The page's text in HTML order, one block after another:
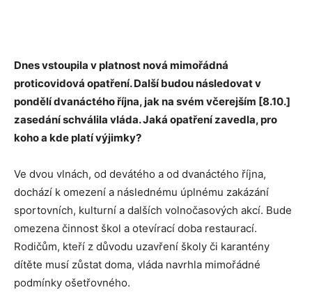
Dnes vstoupila v platnost nová mimořádná
proticovidová opatření. Další budou následovat v
pondělí dvanáctého října, jak na svém včerejším [8.10.]
zasedání schválila vláda. Jaká opatření zavedla, pro
koho a kde platí výjimky?
Ve dvou vlnách, od devátého a od dvanáctého října,
dochází k omezení a následnému úplnému zakázání
sportovních, kulturní a dalších volnočasových akcí. Bude
omezena činnost škol a otevírací doba restaurací.
Rodičům, kteří z důvodu uzavření školy či karantény
dítěte musí zůstat doma, vláda navrhla mimořádné
podmínky ošetřovného.